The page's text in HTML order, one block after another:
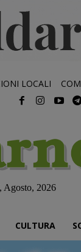
LOCALI
Agosto, 2026
CULTURA